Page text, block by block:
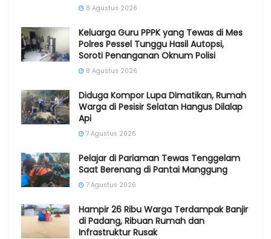
8 Agustus 2026
Keluarga Guru PPPK yang Tewas di Mes
Polres Pessel Tunggu Hasil Autopsi,
Soroti Penanganan Oknum Polisi
8 Agustus 2026
Diduga Kompor Lupa Dimatikan, Rumah
Warga di Pesisir Selatan Hangus Dilalap
Api
7 Agustus 2026
Pelajar di Pariaman Tewas Tenggelam
Saat Berenang di Pantai Manggung
7 Agustus 2026
Hampir 26 Ribu Warga Terdampak Banjir
di Padang, Ribuan Rumah dan
Infrastruktur Rusak